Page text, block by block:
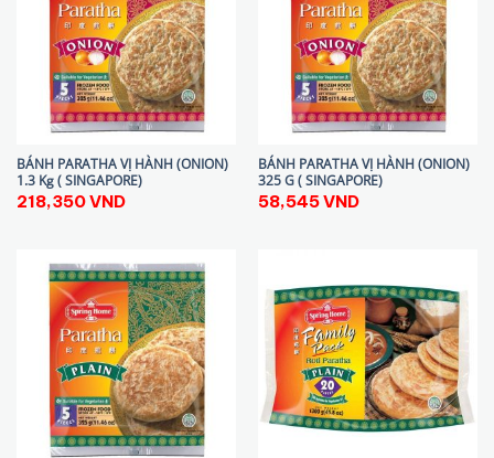
BÁNH PARATHA VỊ HÀNH (ONION)
1.3 Kg ( SINGAPORE)
218,350VND
BÁNH PARATHA VỊ HÀNH (ONION)
325 G ( SINGAPORE)
58,545VND